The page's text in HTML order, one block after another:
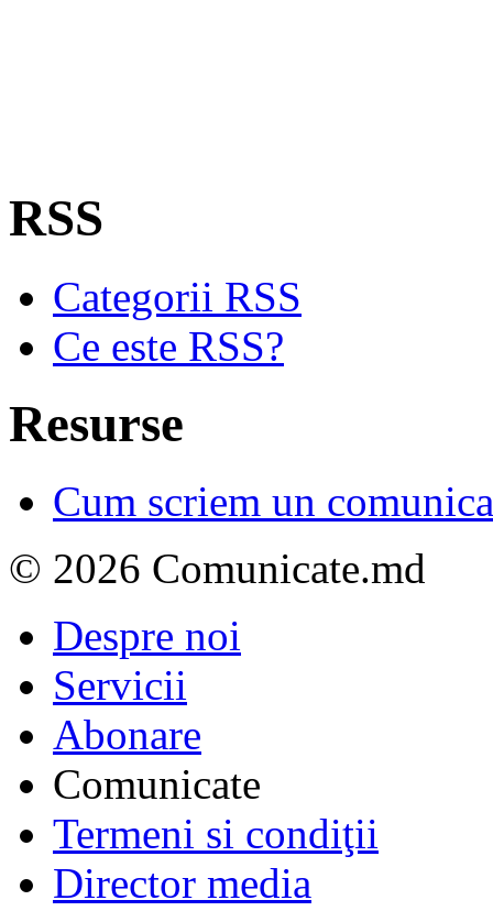
RSS
Categorii RSS
Ce este RSS?
Resurse
Cum scriem un
© 2026 Comunicate.md
Despre noi
Servicii
Abonare
Comunicate
Termeni si condiţii
Director media